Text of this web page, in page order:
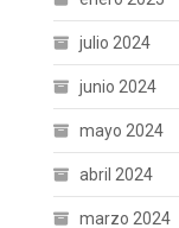
julio 2024
junio 2024
mayo 2024
abril 2024
marzo 2024